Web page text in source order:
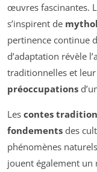
œuvres fascinantes.
s’inspirent de
pertinence continue
d’adaptation révèle
traditionnelles et leur
préoccupations
Les contes
fondements des
phénomènes
jouent également un